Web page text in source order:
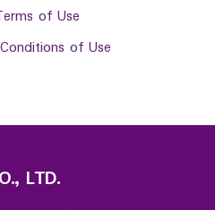
of Use
of Use
LTD.